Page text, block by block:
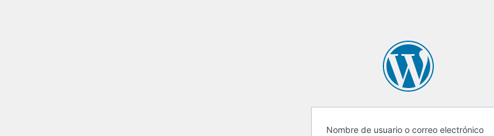
Nombre de usuario o correo electrónico